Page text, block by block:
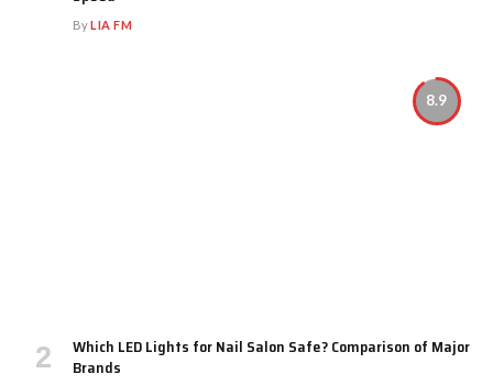
ByLIA FM
8.9
Which LED Lights for Nail Salon Safe? Comparison of Major
Brands